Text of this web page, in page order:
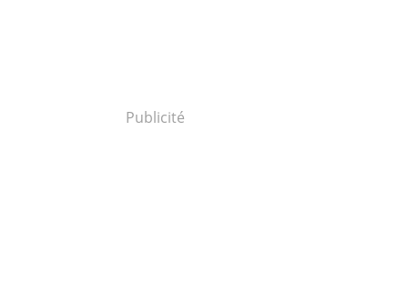
Publicité